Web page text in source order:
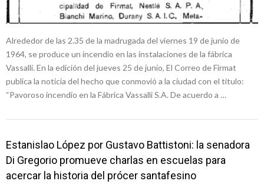
Alrededor de las 2.35 de la madrugada del viernes 19 de junio de
1964, se produce un incendio en las instalaciones de la fábrica
Vassalli. En la edición del jueves 25 de junio, El Correo de Firmat
publica la noticia del hecho que conmovió a la ciudad con el título:
“Pavoroso incendio en la Fábrica Vassalli S.A. De acuerdo a …
Estanislao López por Gustavo Battistoni: la senadora
Di Gregorio promueve charlas en escuelas para
acercar la historia del prócer santafesino